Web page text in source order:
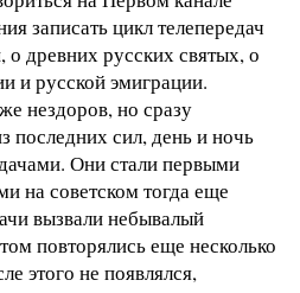
записать цикл телепередач
о древних русских святых, о
и русской эмиграции.
нездоров, но сразу
последних сил, день и ночь
Они стали первыми
на советском тогда еще
вызвали небывалый
повторялись еще несколько
этого не появлялся,